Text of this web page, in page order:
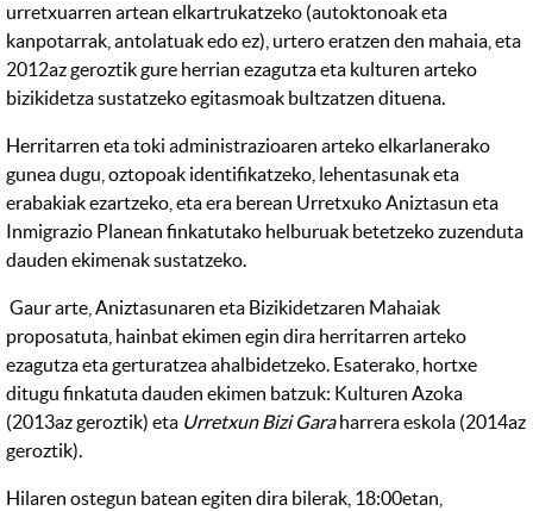
urretxuarren artean elkartrukatzeko (autoktonoak eta
kanpotarrak, antolatuak edo ez), urtero eratzen den mahaia, eta
2012az geroztik gure herrian ezagutza eta kulturen arteko
bizikidetza sustatzeko egitasmoak bultzatzen dituena.
Herritarren eta toki administrazioaren arteko elkarlanerako
gunea dugu, oztopoak identifikatzeko, lehentasunak eta
erabakiak ezartzeko, eta era berean Urretxuko Aniztasun eta
Inmigrazio Planean finkatutako helburuak betetzeko zuzenduta
dauden ekimenak sustatzeko.
Gaur arte, Aniztasunaren eta Bizikidetzaren Mahaiak
proposatuta, hainbat ekimen egin dira herritarren arteko
ezagutza eta gerturatzea ahalbidetzeko. Esaterako, hortxe
ditugu finkatuta dauden ekimen batzuk: Kulturen Azoka
(2013az geroztik) eta Urretxun Bizi Gara harrera eskola (2014az
geroztik).
Hilaren ostegun batean egiten dira bilerak, 18:00etan,